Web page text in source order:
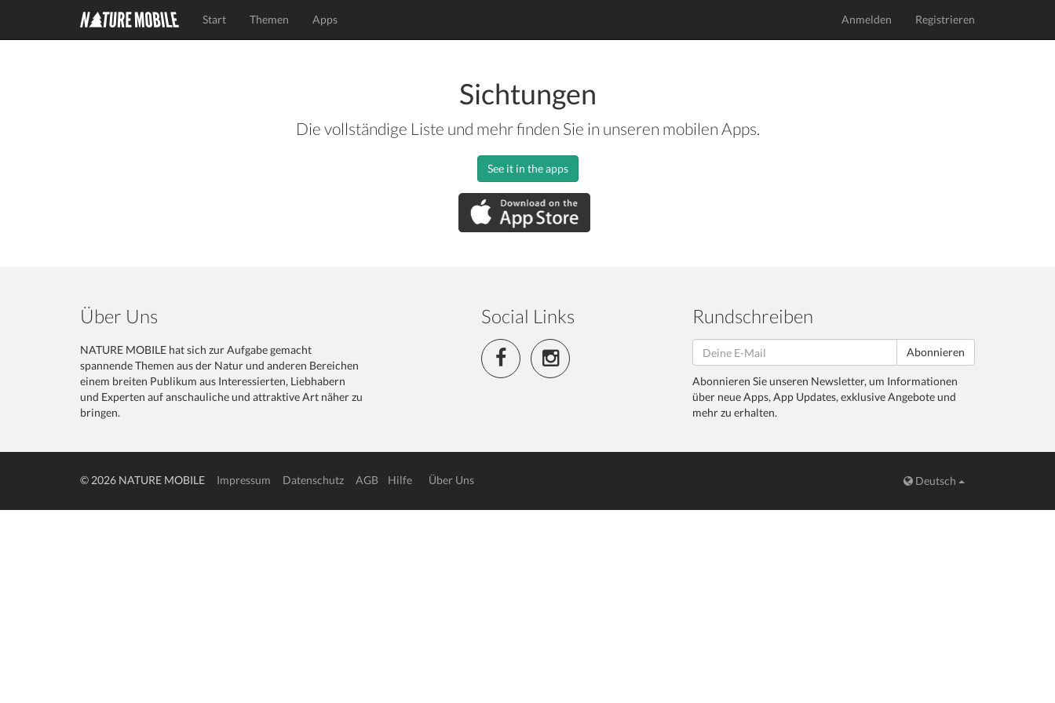
Start Themen Apps Anmelden Registrieren
Sichtungen
Die vollständige Liste und mehr finden Sie in unseren mobilen Apps.
See it in the apps
Über Uns
NATURE MOBILE hat sich zur Aufgabe gemacht
spannende Themen aus der Natur und anderen Bereichen
einem breiten Publikum aus Interessierten, Liebhabern
und Experten auf anschauliche und attraktive Art näher zu
bringen.
Social Links Rundschreiben
Abonnieren
Abonnieren Sie unseren Newsletter, um Informationen
über neue Apps, App Updates, exklusive Angebote und
mehr zu erhalten.
© 2026 NATURE MOBILE Impressum Datenschutz AGB Hilfe Über Uns Deutsch